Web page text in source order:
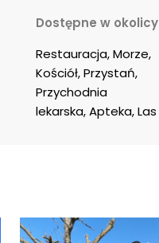
Dostępne w okolicy
Restauracja, Morze,
Kościół, Przystań,
Przychodnia
lekarska, Apteka, Las